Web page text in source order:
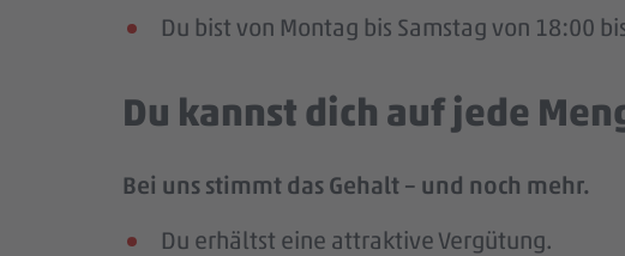
Du bist von Montag bis Samstag von 18:00
Du kannst dich auf jede
Bei uns stimmt das Gehalt – und noch mehr.
Du erhältst eine attraktive Vergütung.